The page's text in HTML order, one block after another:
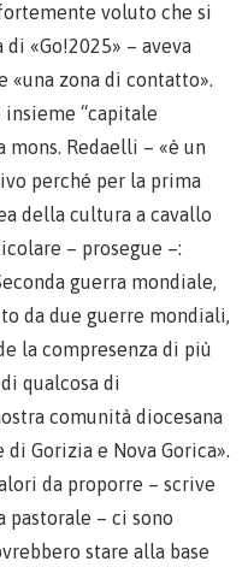
voluto che si
«Go!2025» – aveva
zona di contatto».
insieme “capitale
mons. Redaelli – «è un
perché per la prima
della cultura a cavallo
– prosegue –:
guerra mondiale,
da due guerre mondiali,
la compresenza di più
qualcosa di
comunità diocesana
Gorizia e Nova Gorica».
da proporre – scrive
pastorale – ci sono
stare alla base